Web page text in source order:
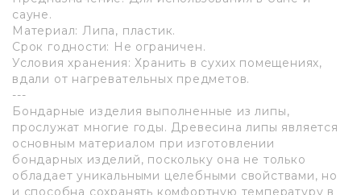
сауне.
Материал: Липа, пластик.
Срок годности: Не ограничен.
Условия хранения: Хранить в сухих помещениях,
вдали от нагревательных предметов.
---
Бондарные изделия выполненные из липы,
прослужат многие годы. Древесина липы является
основным материалом при изготовлении
бондарных изделий, поскольку она не только
обладает уникальными целебными свойствами, но
и способна сохранять комфортную температуру в